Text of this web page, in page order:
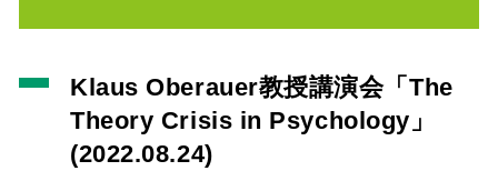
Klaus Oberauer教授講演会「The
Theory Crisis in Psychology」
(2022.08.24)